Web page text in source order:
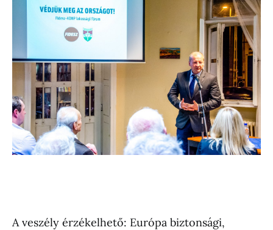
A veszély érzékelhető: Európa biztonsági,